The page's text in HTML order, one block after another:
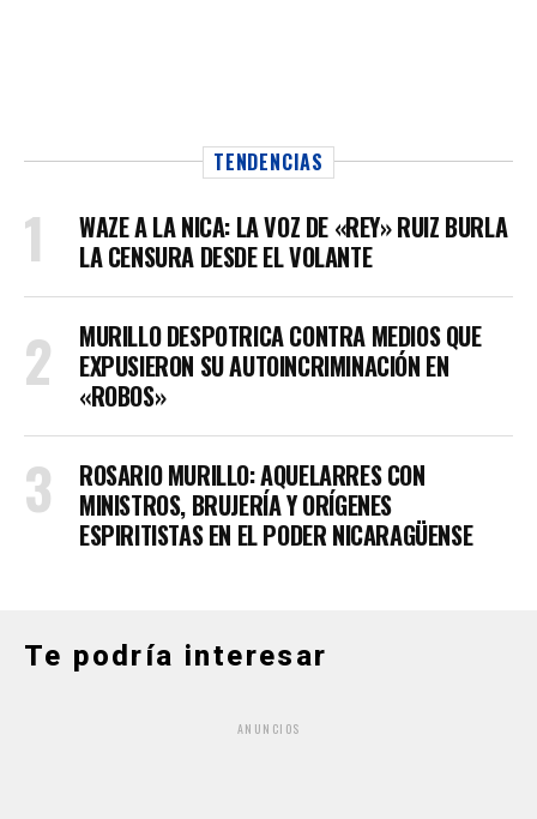
TENDENCIAS
WAZE A LA NICA: LA VOZ DE «REY» RUIZ BURLA
LA CENSURA DESDE EL VOLANTE
MURILLO DESPOTRICA CONTRA MEDIOS QUE
EXPUSIERON SU AUTOINCRIMINACIÓN EN
«ROBOS»
ROSARIO MURILLO: AQUELARRES CON
MINISTROS, BRUJERÍA Y ORÍGENES
ESPIRITISTAS EN EL PODER NICARAGÜENSE
Te podría interesar
ANUNCIOS